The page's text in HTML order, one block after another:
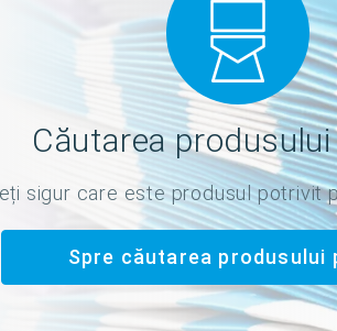
Căutarea
sigur care este produsul potrivit
Spre căutarea produsului